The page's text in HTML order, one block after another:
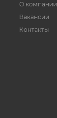
О компании
Вакансии
Контакты